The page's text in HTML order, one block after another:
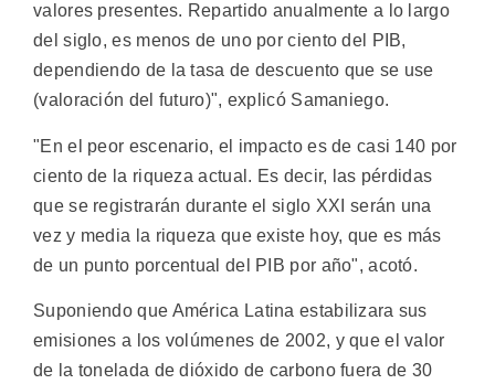
valores presentes. Repartido anualmente a lo largo
del siglo, es menos de uno por ciento del PIB,
dependiendo de la tasa de descuento que se use
(valoración del futuro)", explicó Samaniego.
"En el peor escenario, el impacto es de casi 140 por
ciento de la riqueza actual. Es decir, las pérdidas
que se registrarán durante el siglo XXI serán una
vez y media la riqueza que existe hoy, que es más
de un punto porcentual del PIB por año", acotó.
Suponiendo que América Latina estabilizara sus
emisiones a los volúmenes de 2002, y que el valor
de la tonelada de dióxido de carbono fuera de 30